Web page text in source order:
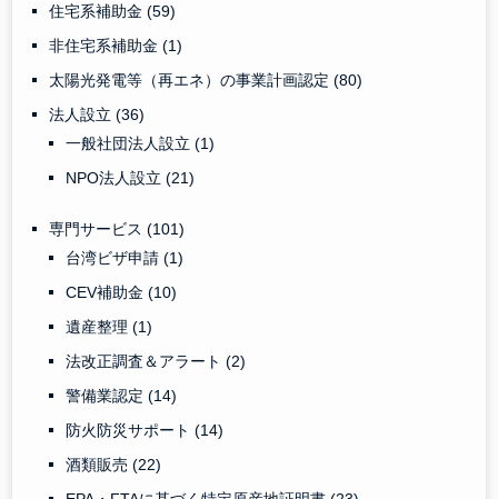
住宅系補助金(59)
非住宅系補助金(1)
太陽光発電等（再エネ）の事業計画認定(80)
法人設立(36)
一般社団法人設立(1)
NPO法人設立(21)
専門サービス(101)
台湾ビザ申請(1)
CEV補助金(10)
遺産整理(1)
法改正調査＆アラート(2)
警備業認定(14)
防火防災サポート(14)
酒類販売(22)